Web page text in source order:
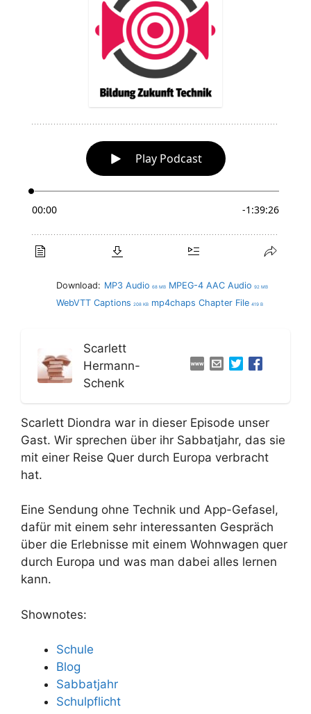
Download: MP3 Audio 68 MB MPEG-4 AAC Audio 92 MB
WebVTT Captions 208 KB mp4chaps Chapter File 419 B
Scarlett
Hermann-
Schenk
Scarlett Diondra war in dieser Episode unser
Gast. Wir sprechen über ihr Sabbatjahr, das sie
mit einer Reise Quer durch Europa verbracht
hat.
Eine Sendung ohne Technik und App-Gefasel,
dafür mit einem sehr interessanten Gespräch
über die Erlebnisse mit einem Wohnwagen quer
durch Europa und was man dabei alles lernen
kann.
Shownotes:
Schule
Blog
Sabbatjahr
Schulpflicht